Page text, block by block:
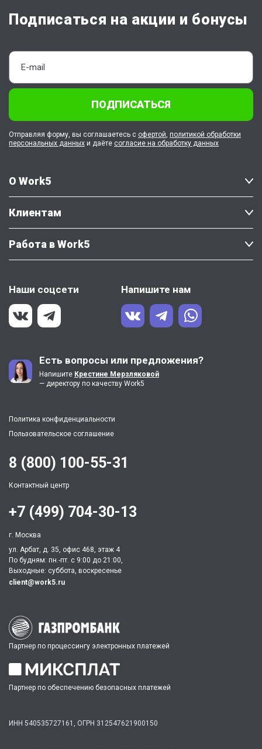
О Work5
Клиентам
Работа в Work5
Наши соцсети Напишите нам
Есть вопросы или предложения?
Напишите Крестине Мерзляковой
— директору по качеству Work5
Политика конфиденциальности
Пользовательское соглашение
Подписаться на акции и бонусы
ПОДПИСАТЬСЯ
Отправляя форму, вы соглашаетесь с офертой, политикой обработки
персональных данных и даёте согласие на обработку данных
Партнер по процессингу электронных платежей
Партнер по обеспечению безопасных платежей
ИНН 540535727161, ОГРН 312547621900150
8 (800) 100-55-31
Контактный центр
+7 (499) 704-30-13
г. Москва
ул. Арбат, д. 35, офис 468, этаж 4
По будням: пн.-пт. c 9:00 до 21:00,
Выходные: суббота, воскресенье
client@work5.ru